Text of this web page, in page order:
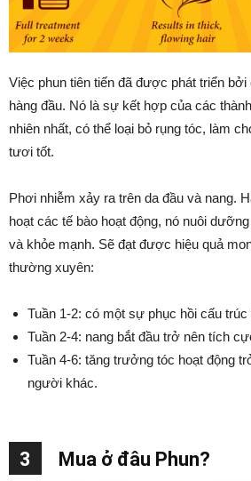
Việc phun tiên tiến đã được phát triển bởi
hàng đầu. Nó là sự kết hợp của các
nhiên nhất, có thể loại bỏ rụng tóc, làm
tươi tốt.
Phơi nhiễm xảy ra trên da đầu và nang.
hoạt các tế bào hoạt động, nó nuôi
và khỏe mạnh. Sẽ đạt được hiệu quả
thường xuyên:
Tuần 1-2: có một sự phục hồi cấu trúc
Tuần 2-4: nang bắt đầu trở nên tích
Tuần 4-6: tăng trưởng tóc hoạt động
người khác.
3 Mua ở đâu Phun?